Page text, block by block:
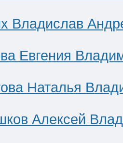
Владислав
Евгения
Наталья
Алексей